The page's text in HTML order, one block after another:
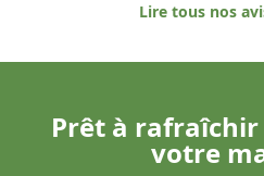
Lire tous nos
Prêt à rafraîchir
votre